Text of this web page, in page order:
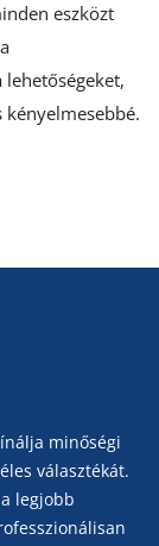
eszközt
kényelmesebbé.
minőségi
választékát.
legjobb